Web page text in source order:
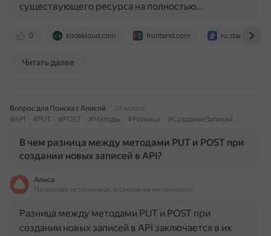
0 kodekloud.com fruntend.com
существующего ресурса на полностью…
Читать далее
Вопрос для Поиска с Алисой
24 марта
#API
#PUT #POST #Методы #Разница #СозданиеЗаписей
В чем разница между методами PUT и POST при
создании новых записей в API?
Алиса
На основе источников, возможны неточности
Разница между методами PUT и POST при
создании новых записей в API заключается в их